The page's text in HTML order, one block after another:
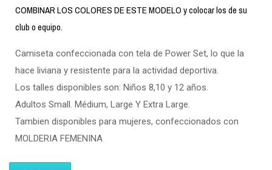
COMBINAR LOS COLORES DE ESTE MODELO y colocar los de su
club o equipo.
Camiseta confeccionada con tela de Power Set, lo que la
hace liviana y resistente para la actividad deportiva.
Los talles disponibles son: Niños 8,10 y 12 años.
Adultos Small. Médium, Large Y Extra Large.
Tambien disponibles para mujeres, confeccionados con
MOLDERIA FEMENINA